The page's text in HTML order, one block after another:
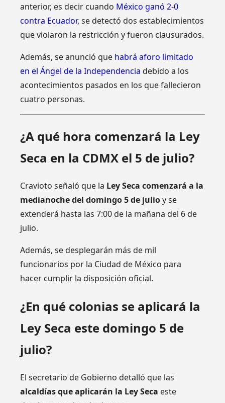
anterior, es decir cuando México ganó 2-0
contra Ecuador, se detectó dos establecimientos
que violaron la restricción y fueron clausurados.
Además, se anunció que habrá aforo limitado
en el Ángel de la Independencia debido a los
acontecimientos pasados en los que fallecieron
cuatro personas.
¿A qué hora comenzará la Ley
Seca en la CDMX el 5 de julio?
Cravioto señaló que la Ley Seca comenzará a la
medianoche del domingo 5 de julioy se
extenderá hasta las 7:00 de la mañana del 6 de
julio.
Además, se desplegarán más de mil
funcionarios por la Ciudad de México para
hacer cumplir la disposición oficial.
¿En qué colonias se aplicará la
Ley Seca este domingo 5 de
julio?
El secretario de Gobierno detalló que las
alcaldías que aplicarán la Ley Seca este